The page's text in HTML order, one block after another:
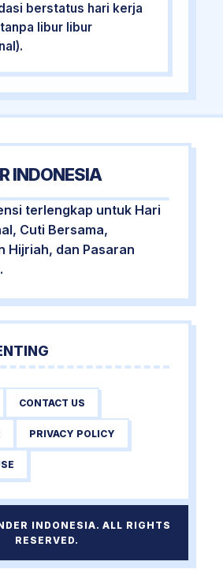
berstatus hari kerja
libur libur
INDONESIA
terlengkap untuk Hari
Cuti Bersama,
Hijriah, dan Pasaran
CONTACT US
PRIVACY POLICY
INDONESIA. ALL RIGHTS
RESERVED.